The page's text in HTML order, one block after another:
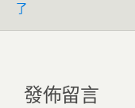
了
發佈留言